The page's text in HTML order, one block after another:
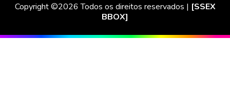
Copyright ©2026 Todos os direitos reservados | [SSEX
BBOX]